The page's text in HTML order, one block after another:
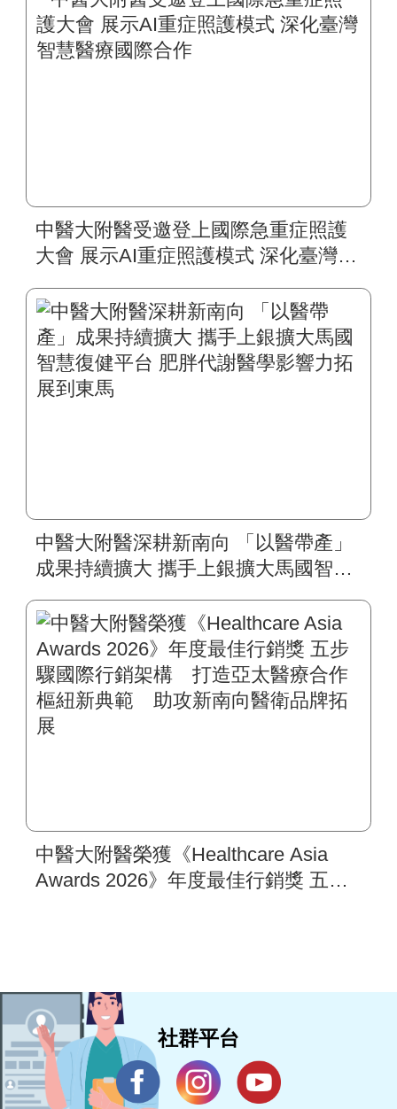
中醫大附醫受邀登上國際急重症照護
大會 展示AI重症照護模式 深化臺灣智
中醫大附醫深耕新南向 「以醫帶產」
成果持續擴大 攜手上銀擴大馬國智慧
東馬
中醫大附醫榮獲《Healthcare Asia
Awards 2026》年度最佳行銷獎 五步
社群平台